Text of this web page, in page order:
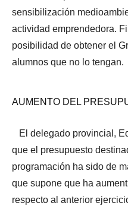
sensibilización
actividad emprendedora.
posibilidad de obtener el
alumnos que no lo tengan.
AUMENTO DEL
El delegado provincial,
que el presupuesto
programación ha sido de
que supone que ha
respecto al anterior